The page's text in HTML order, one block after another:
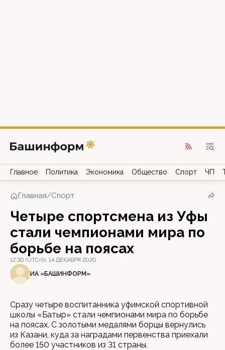
Главное Политика Экономика Общество Спорт ЧП
Главная/Спорт
Четыре спортсмена из Уфы
стали чемпионами мира по
борьбе на поясах
12:30 (UTC+5), 14 ДЕКАБРЯ 2020
ИА «БАШИНФОРМ»
Сразу четыре воспитанника уфимской спортивной
школы «Батыр» стали чемпионами мира по борьбе
на поясах. С золотыми медалями борцы вернулись
из Казани, куда за наградами первенства приехали
более 150 участников из 31 страны.